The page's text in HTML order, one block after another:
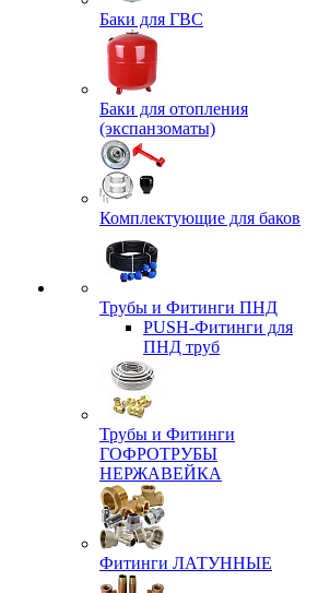
Баки для ГВС
Баки для отопления
(экспанзоматы)
Комплектующие для баков
Трубы и Фитинги ПНД
PUSH-Фитинги для
ПНД труб
Трубы и Фитинги
ГОФРОТРУБЫ
НЕРЖАВЕЙКА
Фитинги ЛАТУННЫЕ